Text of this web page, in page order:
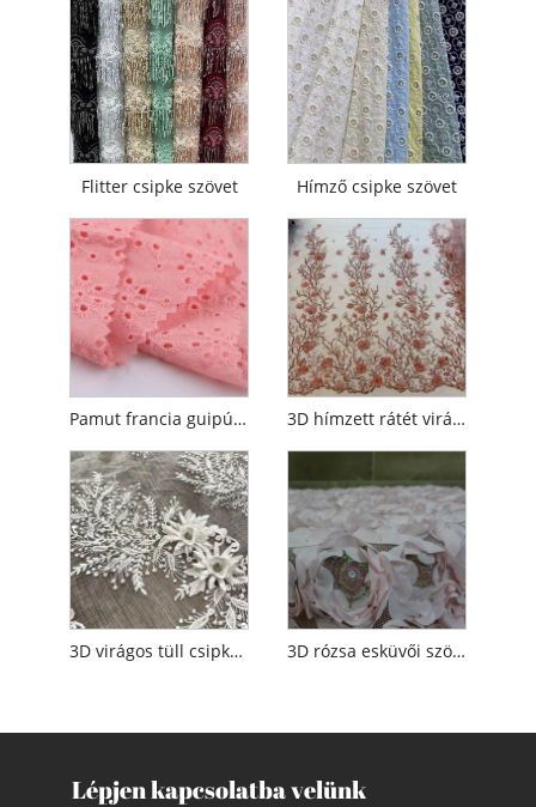
Flitter csipke szövet Hímző csipke szövet
Pamut francia guipúr hímző csipke 3D hímzett rátét virághímzés tüll szövet
3D virágos tüll csipkeszövet strasszokkal 3D rózsa esküvői szövet
Lépjen kapcsolatba velünk